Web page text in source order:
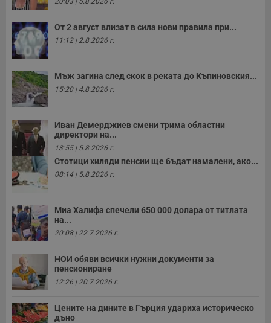
От 2 август влизат в сила нови правила при...
11:12 | 2.8.2026 г.
Мъж загина след скок в реката до Къпиновския...
15:20 | 4.8.2026 г.
Иван Демерджиев смени трима областни
директори на...
13:55 | 5.8.2026 г.
Стотици хиляди пенсии ще бъдат намалени, ако...
08:14 | 5.8.2026 г.
Миа Халифа спечели 650 000 долара от титлата
на...
20:08 | 22.7.2026 г.
НОИ обяви всички нужни документи за
пенсиониране
12:26 | 20.7.2026 г.
Цените на дините в Гърция удариха историческо
дъно